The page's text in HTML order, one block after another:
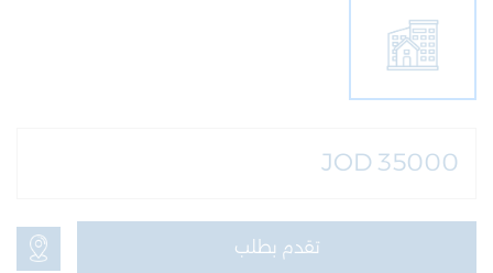
JOD 35000
تقدم بطلب